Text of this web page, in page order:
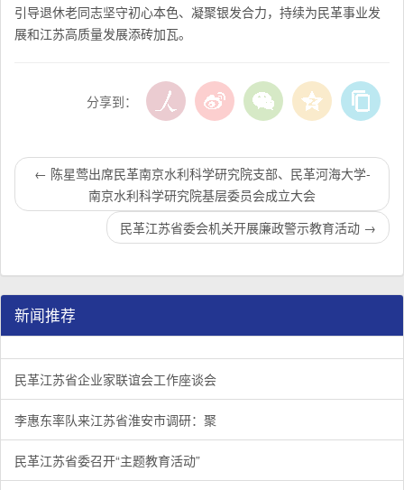
引导退休老同志坚守初心本色、凝聚银发合力，持续为民革事业发
展和江苏高质量发展添砖加瓦。
分享到：
← 陈星莺出席民革南京水利科学研究院支部、民革河海大学-
南京水利科学研究院基层委员会成立大会
民革江苏省委会机关开展廉政警示教育活动 →
新闻推荐
民革江苏省企业家联谊会工作座谈会在宁召开
1/3 李惠东率队来江苏省淮安市调研：聚焦民革党员之家建设管
2/3 民革江苏省委召开“主题教育活动” 领导班子民主生活会
3/3
民革江苏省企业家联谊会工作座谈会
李惠东率队来江苏省淮安市调研：聚
民革江苏省委召开“主题教育活动”